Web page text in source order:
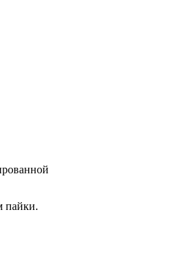
пайки.